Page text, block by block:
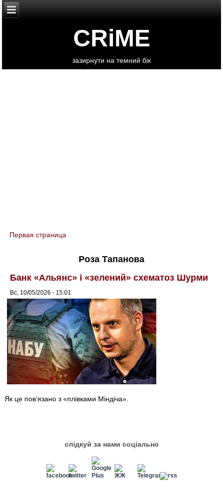
CRiME
зазирнути на темний бік
You are here
Первая страница
Роза Тапанова
Банк «Альянс» і «зелений» схематоз Шурми
Вс, 10/05/2026 - 15:01
Як це пов’язано з «плівками Міндіча».
слідкуй за нами соціально